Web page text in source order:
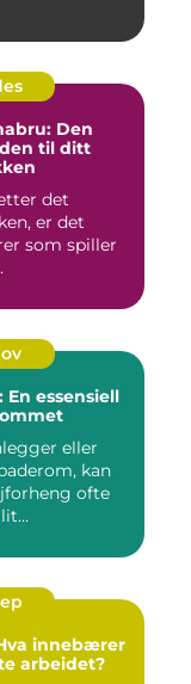
Den
til ditt
det
er det
som spiller
essensiell
eller
kan
ofte
innebærer
arbeidet?